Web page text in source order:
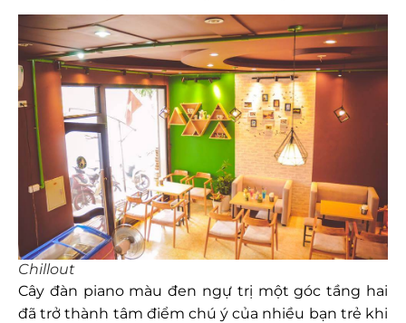
Chillout
Cây đàn piano màu đen ngự trị một góc tầng hai
đã trở thành tâm điểm chú ý của nhiều bạn trẻ khi